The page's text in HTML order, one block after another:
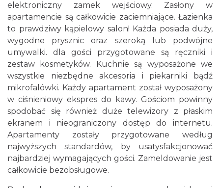
elektroniczny zamek wejściowy. Zasłony w
apartamencie są całkowicie zaciemniające. Łazienka
to prawdziwy kąpielowy salon! Każda posiada duży,
wygodne prysznic oraz szeroką lub podwójne
umywalki. dla gości przygotowane są ręczniki i
zestaw kosmetyków. Kuchnie są wyposażone we
wszystkie niezbędne akcesoria i piekarniki bądź
mikrofalówki. Każdy apartament został wyposażony
w ciśnieniowy ekspres do kawy. Gościom powinny
spodobać się również duże telewizory z płaskim
ekranem i nieograniczony dostęp do internetu.
Apartamenty zostały przygotowane według
najwyższych standardów, by usatysfakcjonować
najbardziej wymagających gości. Zameldowanie jest
całkowicie bezobsługowe.